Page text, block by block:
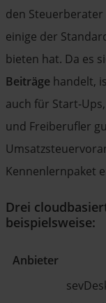
den Steuerberater
einige der
bieten hat. Da es
Beiträge handelt,
auch für Start-
und Freiberufler
Kennenlernpaket
Drei
beispielsweise:
Anbieter